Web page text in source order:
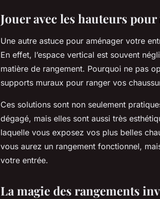
Jouer avec les hauteurs
Une autre astuce pour aménager votre
En effet, l’espace vertical est souvent
matière de rangement. Pourquoi ne pas
supports muraux pour ranger vos
Ces solutions sont non seulement
dégagé, mais elles sont aussi très
laquelle vous exposez vos plus belles
vous aurez un rangement fonctionnel,
votre entrée.
La magie des rangements